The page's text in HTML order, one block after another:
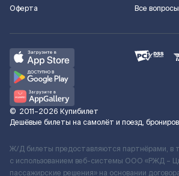
Оферта
Все
© 2011–2026 Купибилет
Дешёвые билеты на самолёт и поезд,
Ж/Д билеты предоставляются партнёрами, в
с использованием веб-системы ООО «РЖД –
пассажирские решения» на основании